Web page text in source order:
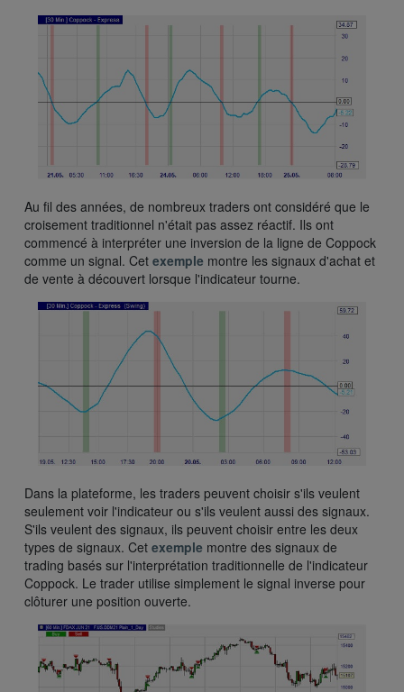
Au fil des années, de nombreux traders ont considéré que le
croisement traditionnel n'était pas assez réactif. Ils ont
commencé à interpréter une inversion de la ligne de Coppock
comme un signal. Cet exemple montre les signaux d'achat et
de vente à découvert lorsque l'indicateur tourne.
Dans la plateforme, les traders peuvent choisir s'ils veulent
seulement voir l'indicateur ou s'ils veulent aussi des signaux.
S'ils veulent des signaux, ils peuvent choisir entre les deux
types de signaux. Cet exemple montre des signaux de
trading basés sur l'interprétation traditionnelle de l'indicateur
Coppock. Le trader utilise simplement le signal inverse pour
clôturer une position ouverte.